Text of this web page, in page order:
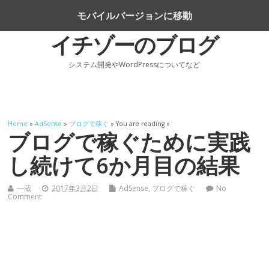
Top Menu
イチゾーのブログ
システム開発やWordPressについてなど
Home »AdSense » ブログで稼ぐ » You are reading »
ブログで稼ぐために実践
し続けて6か月目の結果
一蔵 2017年3月2日 AdSense, ブログで稼ぐ
No
Comment
モバイルバージョンに移動